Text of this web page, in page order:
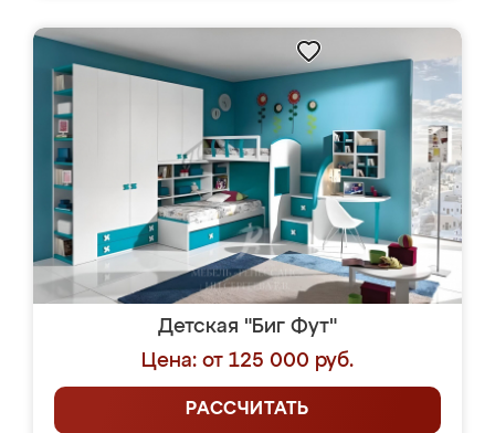
Детская "Биг Фут"
Цена: от 125 000 руб.
РАССЧИТАТЬ